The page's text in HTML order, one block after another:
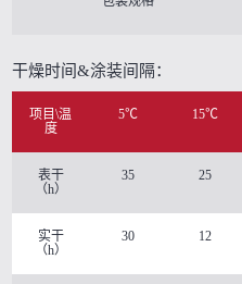
干燥时间&涂装间隔：
项目\温
度
5℃ 15℃
表干
（h）
35 25
实干
（h）
30 12